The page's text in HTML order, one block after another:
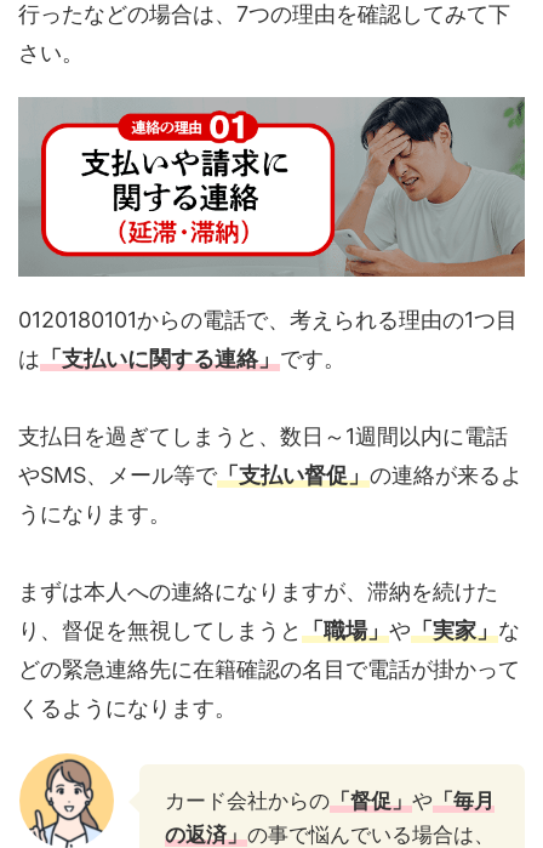
行ったなどの場合は、7つの理由を確認してみて下
さい。
0120180101からの電話で、考えられる理由の1つ目
は「支払いに関する連絡」です。
支払日を過ぎてしまうと、数日～1週間以内に電話
やSMS、メール等で「支払い督促」の連絡が来るよ
うになります。
まずは本人への連絡になりますが、滞納を続けた
り、督促を無視してしまうと「職場」や「実家」な
どの緊急連絡先に在籍確認の名目で電話が掛かって
くるようになります。
カード会社からの「督促」や「毎月
の返済」の事で悩んでいる場合は、